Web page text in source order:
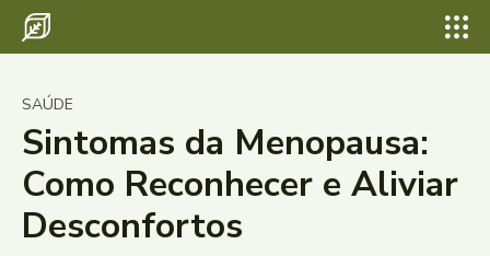
SAÚDE
Sintomas da Menopausa:
Como Reconhecer e Aliviar
Desconfortos